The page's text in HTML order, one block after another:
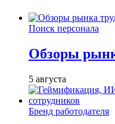
Поиск персонала
Обзоры
5 августа
Бренд работодателя